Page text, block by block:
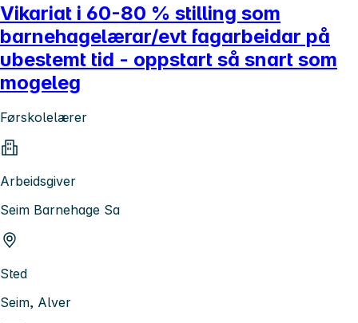
Vikariat i 60-80 % stilling som
barnehagelærar/evt fagarbeidar på
ubestemt tid - oppstart så snart som
mogeleg
Førskolelærer
Arbeidsgiver
Seim Barnehage Sa
Sted
Seim, Alver